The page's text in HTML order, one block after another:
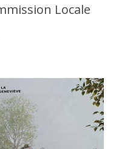
Locale